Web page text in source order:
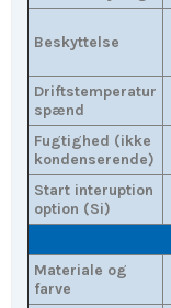
Beskyttelse
Driftstemperatur
spænd
Fugtighed (ikke
kondenserende)
Start interuption
option (Si)
Materiale og
farve